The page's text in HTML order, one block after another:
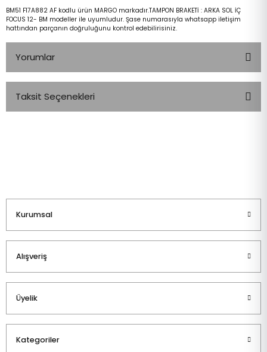
BM51 F17A882 AF kodlu ürün MARGO markadır.TAMPON BRAKETİ : ARKA SOL İÇ
FOCUS 12- BM modeller ile uyumludur. Şase numarasıyla whatsapp iletişim
hattından parçanın doğruluğunu kontrol edebilirisiniz.
Yorumlar
Taksit Seçenekleri
Kurumsal
Alışveriş
Üyelik
Kategoriler